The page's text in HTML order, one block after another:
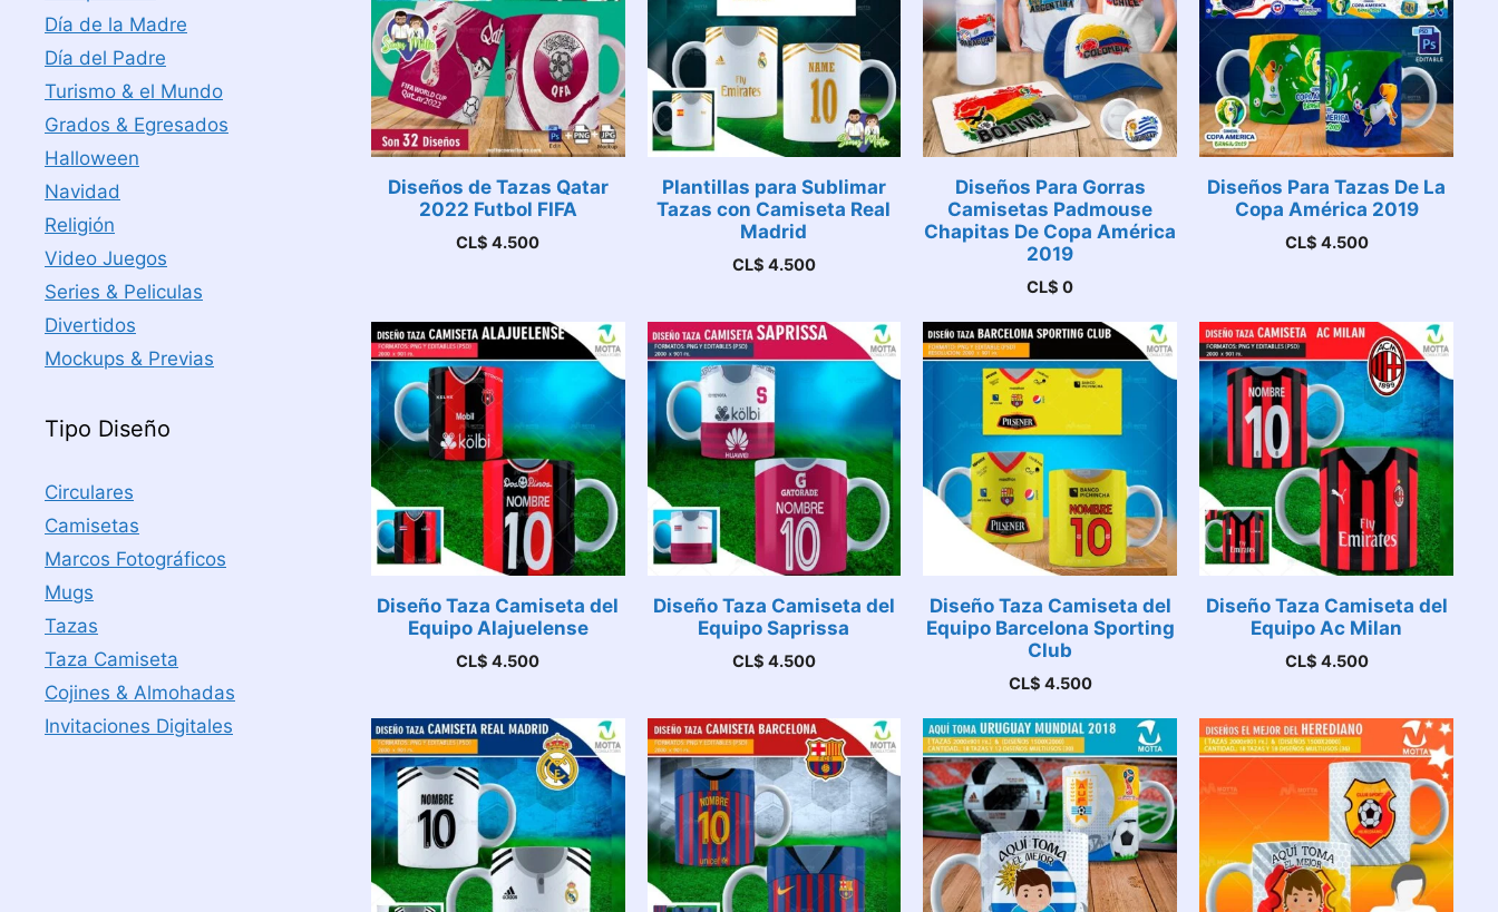
Diseños de Tazas Qatar
2022 Futbol FIFA
CL$ 4.500
Plantillas para Sublimar
Tazas con Camiseta Real
Madrid
CL$ 4.500
Diseños Para Gorras
Camisetas Padmouse
Chapitas De Copa América
2019
CL$ 0
Diseños Para Tazas De La
Copa América 2019
CL$ 4.500
Diseño Taza Camiseta del
Equipo Alajuelense
CL$ 4.500
Diseño Taza Camiseta del
Equipo Saprissa
CL$ 4.500
Diseño Taza Camiseta del
Equipo Barcelona Sporting
Club
CL$ 4.500
Diseño Taza Camiseta del
Equipo Ac Milan
CL$ 4.500
Día de la Madre
Día del Padre
Turismo & el Mundo
Grados & Egresados
Halloween
Navidad
Religión
Video Juegos
Series & Peliculas
Divertidos
Mockups & Previas
Tipo Diseño
Circulares
Camisetas
Marcos Fotográficos
Mugs
Tazas
Taza Camiseta
Cojines & Almohadas
Invitaciones Digitales